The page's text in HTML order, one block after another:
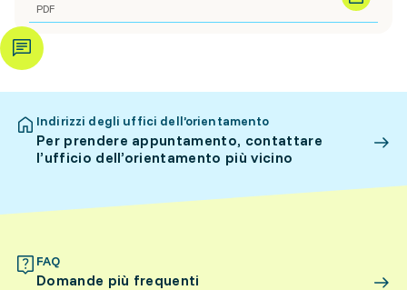
PDF
Indirizzi degli uffici dell’orientamento
Per prendere appuntamento, contattare
l’ufficio dell’orientamento più vicino
FAQ
Domande più frequenti